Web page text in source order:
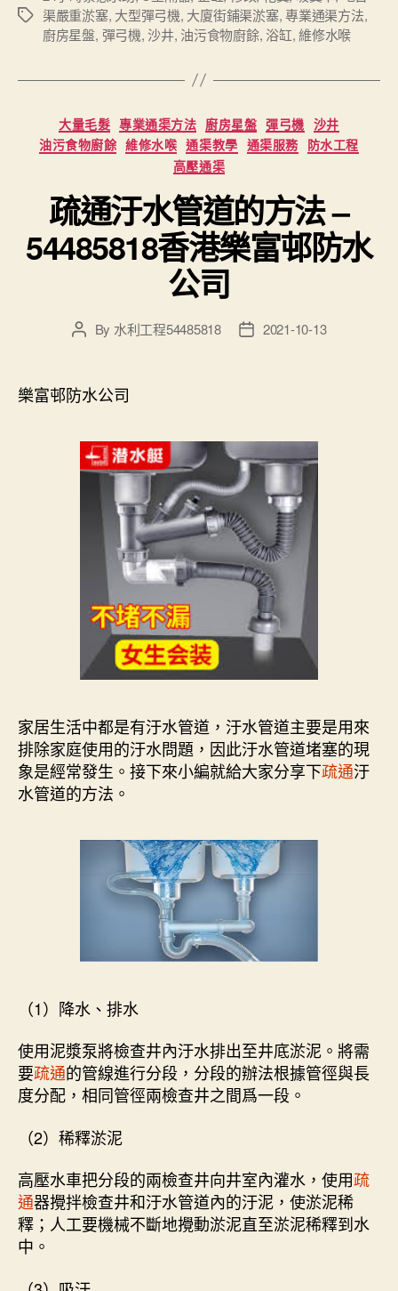
Tags渠嚴重淤塞, 大型彈弓機, 大廈街鋪渠淤塞,專業通渠方法,
廚房星盤, 彈弓機,沙井, 油污食物廚餘, 浴缸,維修水喉
Categories
大量毛髮 專業通渠方法 廚房星盤 彈弓機 沙井
油污食物廚餘 維修水喉 通渠教學 通渠服務 防水工程
高壓通渠
疏通汙水管道的方法 –
54485818香港樂富邨防水
公司
PostBy 水利工程54485818
Post2021-10-13
樂富邨防水公司
家居生活中都是有汙水管道，汙水管道主要是用來
排除家庭使用的汙水問題，因此汙水管道堵塞的現
象是經常發生。接下來小編就給大家分享下疏通汙
水管道的方法。
（1）降水、排水
使用泥漿泵將檢查井內汙水排出至井底淤泥。將需
要疏通的管線進行分段，分段的辦法根據管徑與長
度分配，相同管徑兩檢查井之間爲一段。
（2）稀釋淤泥
高壓水車把分段的兩檢查井向井室內灌水，使用疏
通器攪拌檢查井和汙水管道內的汙泥，使淤泥稀
釋；人工要機械不斷地攪動淤泥直至淤泥稀釋到水
中。